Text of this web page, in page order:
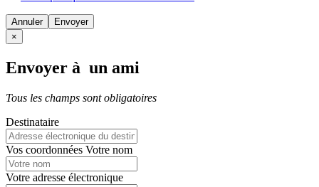
Annuler
×
Envoyer à un ami
Tous les champs sont obligatoires
Destinataire
Vos coordonnées Votre nom
Votre adresse électronique